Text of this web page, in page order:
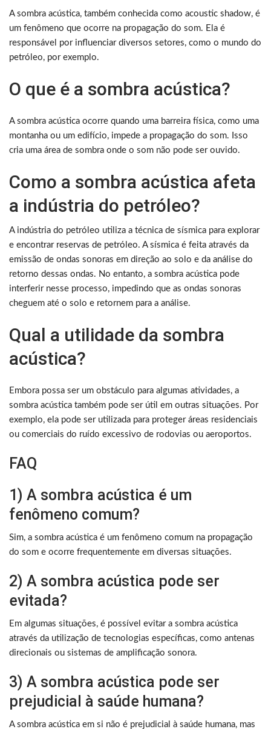
A sombra acústica, também conhecida como acoustic shadow, é
um fenômeno que ocorre na propagação do som. Ela é
responsável por influenciar diversos setores, como o mundo do
petróleo, por exemplo.
O que é a sombra acústica?
A sombra acústica ocorre quando uma barreira física, como uma
montanha ou um edifício, impede a propagação do som. Isso
cria uma área de sombra onde o som não pode ser ouvido.
Como a sombra acústica afeta
a indústria do petróleo?
A indústria do petróleo utiliza a técnica de sísmica para explorar
e encontrar reservas de petróleo. A sísmica é feita através da
emissão de ondas sonoras em direção ao solo e da análise do
retorno dessas ondas. No entanto, a sombra acústica pode
interferir nesse processo, impedindo que as ondas sonoras
cheguem até o solo e retornem para a análise.
Qual a utilidade da sombra
acústica?
Embora possa ser um obstáculo para algumas atividades, a
sombra acústica também pode ser útil em outras situações. Por
exemplo, ela pode ser utilizada para proteger áreas residenciais
ou comerciais do ruído excessivo de rodovias ou aeroportos.
FAQ
1) A sombra acústica é um
fenômeno comum?
Sim, a sombra acústica é um fenômeno comum na propagação
do som e ocorre frequentemente em diversas situações.
2) A sombra acústica pode ser
evitada?
Em algumas situações, é possível evitar a sombra acústica
através da utilização de tecnologias específicas, como antenas
direcionais ou sistemas de amplificação sonora.
3) A sombra acústica pode ser
prejudicial à saúde humana?
A sombra acústica em si não é prejudicial à saúde humana, mas